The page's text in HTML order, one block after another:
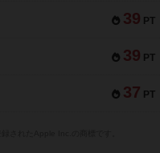
39 PT
39 PT
37 PT